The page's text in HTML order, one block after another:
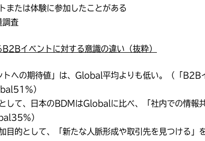
または体験に参加したことがある
調査
イベントに対する意識の違い（抜粋）
への期待値」は、Global平均よりも低い。（「B2B
％）
して、日本のBDMはGlobalに比べ、「社内での情報
％）
的として、「新たな人脈形成や取引先を見つける」